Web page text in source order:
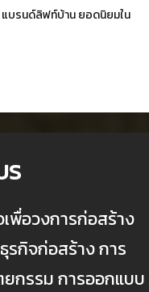
บรนด์ลิฟท์บ้าน ยอดนิยมใน
พื่อวงการก่อสร้าง
รกิจก่อสร้าง การ
กรรม การออกแบบ